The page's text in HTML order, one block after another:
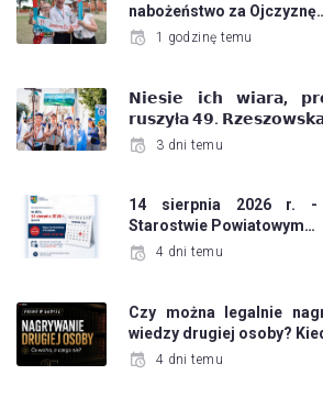
nabożeństwo za
1 godzinę temu
𝗡𝗶𝗲𝘀𝗶𝗲 𝗶𝗰𝗵 𝘄𝗶𝗮𝗿𝗮,
𝗿𝘂𝘀𝘇𝘆ł𝗮 𝟰𝟵.
3 dni temu
14 sierpnia 2026 r. -
Starostwie Powiatowym…
4 dni temu
Czy można legalnie
wiedzy drugiej osoby?
4 dni temu